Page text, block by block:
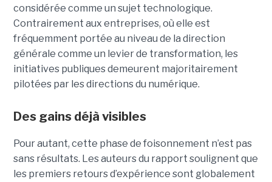
considérée comme un sujet technologique.
Contrairement aux entreprises, où elle est
fréquemment portée au niveau de la direction
générale comme un levier de transformation, les
initiatives publiques demeurent majoritairement
pilotées par les directions du numérique.
Des gains déjà visibles
Pour autant, cette phase de foisonnement n’est pas
sans résultats. Les auteurs du rapport soulignent que
les premiers retours d’expérience sont globalement